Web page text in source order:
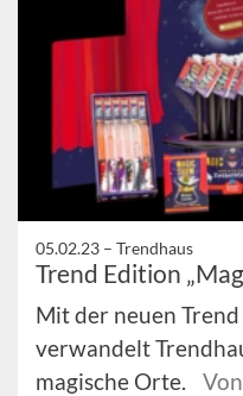
05.02.23 – Trendhaus
Trend Edition
Mit der neuen
verwandelt
magische Orte.